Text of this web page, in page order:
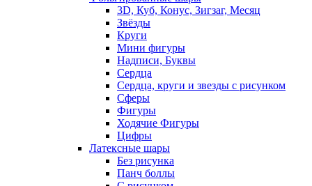
3D, Куб, Конус, Зигзаг, Месяц
Звёзды
Круги
Мини фигуры
Надписи, Буквы
Сердца
Сердца, круги и звезды с рисунком
Сферы
Фигуры
Ходячие Фигуры
Цифры
Латексные шары
Без рисунка
Панч боллы